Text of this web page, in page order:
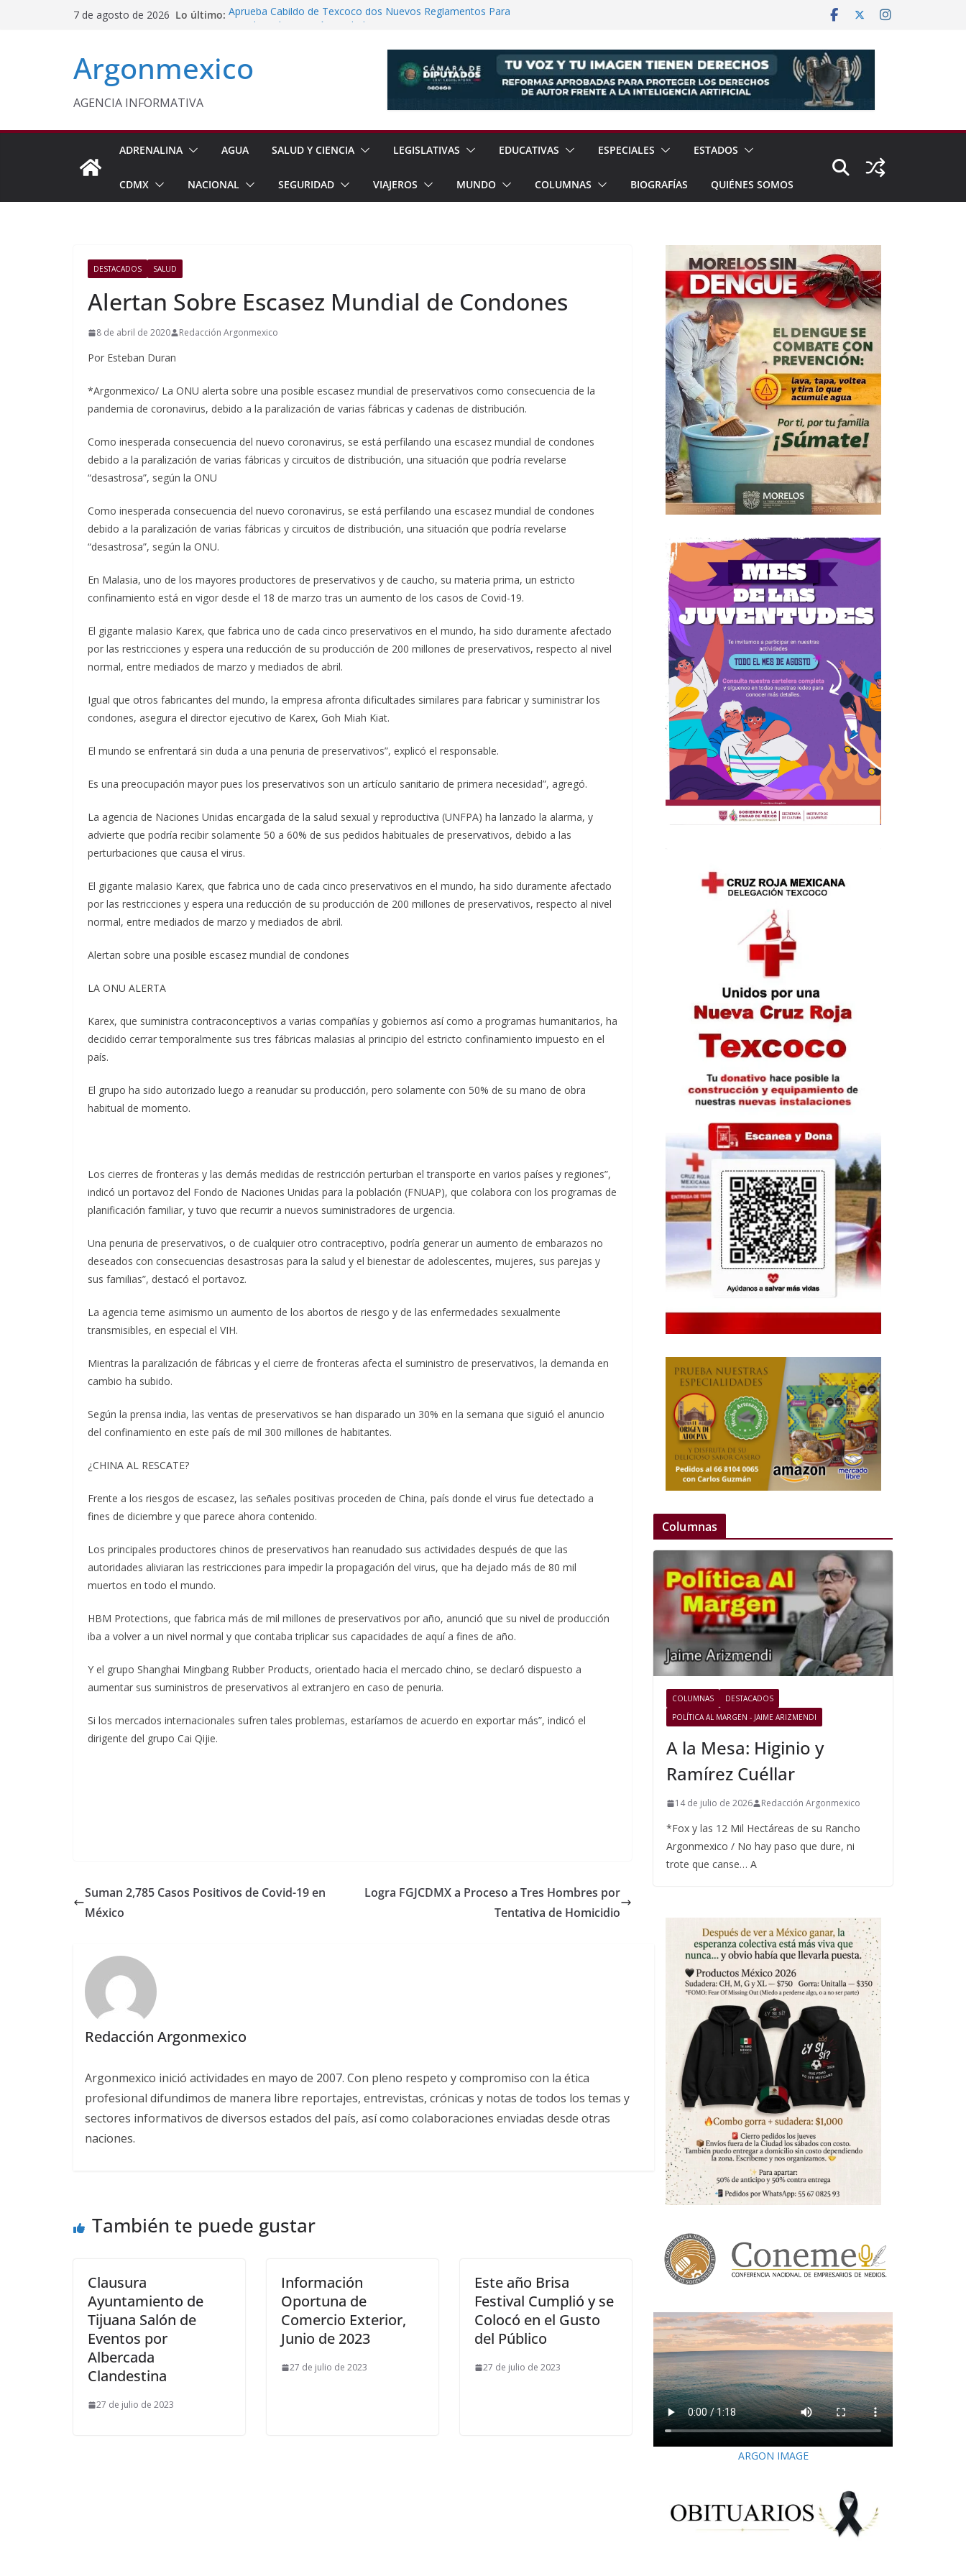
7 de agosto de 2026 Lo último: Aprueba Cabildo de Texcoco dos Nuevos Reglamentos Para
Congreso Pide Reforzar Protección de Menores Ante Riesgos
Mexiquenses
Argonmexico
AGENCIA INFORMATIVA
ADRENALINA AGUA SALUD Y CIENCIA LEGISLATIVAS EDUCATIVAS ESPECIALES ESTADOS
CDMX NACIONAL SEGURIDAD VIAJEROS MUNDO COLUMNAS BIOGRAFÍAS QUIÉNES SOMOS
DESTACADOS SALUD
Alertan Sobre Escasez Mundial de Condones
8 de abril de 2020 Redacción Argonmexico
Por Esteban Duran
*Argonmexico/ La ONU alerta sobre una posible escasez mundial de preservativos como consecuencia de la
pandemia de coronavirus, debido a la paralización de varias fábricas y cadenas de distribución.
Como inesperada consecuencia del nuevo coronavirus, se está perfilando una escasez mundial de condones
debido a la paralización de varias fábricas y circuitos de distribución, una situación que podría revelarse
“desastrosa”, según la ONU
Como inesperada consecuencia del nuevo coronavirus, se está perfilando una escasez mundial de condones
debido a la paralización de varias fábricas y circuitos de distribución, una situación que podría revelarse
“desastrosa”, según la ONU.
En Malasia, uno de los mayores productores de preservativos y de caucho, su materia prima, un estricto
confinamiento está en vigor desde el 18 de marzo tras un aumento de los casos de Covid-19.
El gigante malasio Karex, que fabrica uno de cada cinco preservativos en el mundo, ha sido duramente afectado
por las restricciones y espera una reducción de su producción de 200 millones de preservativos, respecto al nivel
normal, entre mediados de marzo y mediados de abril.
Igual que otros fabricantes del mundo, la empresa afronta dificultades similares para fabricar y suministrar los
condones, asegura el director ejecutivo de Karex, Goh Miah Kiat.
El mundo se enfrentará sin duda a una penuria de preservativos”, explicó el responsable.
Es una preocupación mayor pues los preservativos son un artículo sanitario de primera necesidad”, agregó.
La agencia de Naciones Unidas encargada de la salud sexual y reproductiva (UNFPA) ha lanzado la alarma, y
advierte que podría recibir solamente 50 a 60% de sus pedidos habituales de preservativos, debido a las
perturbaciones que causa el virus.
El gigante malasio Karex, que fabrica uno de cada cinco preservativos en el mundo, ha sido duramente afectado
por las restricciones y espera una reducción de su producción de 200 millones de preservativos, respecto al nivel
normal, entre mediados de marzo y mediados de abril.
Alertan sobre una posible escasez mundial de condones
LA ONU ALERTA
Karex, que suministra contraconceptivos a varias compañías y gobiernos así como a programas humanitarios, ha
decidido cerrar temporalmente sus tres fábricas malasias al principio del estricto confinamiento impuesto en el
país.
El grupo ha sido autorizado luego a reanudar su producción, pero solamente con 50% de su mano de obra
habitual de momento.
Los cierres de fronteras y las demás medidas de restricción perturban el transporte en varios países y regiones”,
indicó un portavoz del Fondo de Naciones Unidas para la población (FNUAP), que colabora con los programas de
planificación familiar, y tuvo que recurrir a nuevos suministradores de urgencia.
Una penuria de preservativos, o de cualquier otro contraceptivo, podría generar un aumento de embarazos no
deseados con consecuencias desastrosas para la salud y el bienestar de adolescentes, mujeres, sus parejas y
sus familias”, destacó el portavoz.
La agencia teme asimismo un aumento de los abortos de riesgo y de las enfermedades sexualmente
transmisibles, en especial el VIH.
Mientras la paralización de fábricas y el cierre de fronteras afecta el suministro de preservativos, la demanda en
cambio ha subido.
Según la prensa india, las ventas de preservativos se han disparado un 30% en la semana que siguió el anuncio
del confinamiento en este país de mil 300 millones de habitantes.
¿CHINA AL RESCATE?
Frente a los riesgos de escasez, las señales positivas proceden de China, país donde el virus fue detectado a
fines de diciembre y que parece ahora contenido.
Los principales productores chinos de preservativos han reanudado sus actividades después de que las
autoridades aliviaran las restricciones para impedir la propagación del virus, que ha dejado más de 80 mil
muertos en todo el mundo.
HBM Protections, que fabrica más de mil millones de preservativos por año, anunció que su nivel de producción
iba a volver a un nivel normal y que contaba triplicar sus capacidades de aquí a fines de año.
Y el grupo Shanghai Mingbang Rubber Products, orientado hacia el mercado chino, se declaró dispuesto a
aumentar sus suministros de preservativos al extranjero en caso de penuria.
Si los mercados internacionales sufren tales problemas, estaríamos de acuerdo en exportar más”, indicó el
dirigente del grupo Cai Qijie.
Suman 2,785 Casos Positivos de Covid-19 en
México
Logra FGJCDMX a Proceso a Tres Hombres por
Tentativa de Homicidio
Redacción Argonmexico
Argonmexico inició actividades en mayo de 2007. Con pleno respeto y compromiso con la ética
profesional difundimos de manera libre reportajes, entrevistas, crónicas y notas de todos los temas y
sectores informativos de diversos estados del país, así como colaboraciones enviadas desde otras
naciones.
También te puede gustar
Clausura
Ayuntamiento de
Tijuana Salón de
Eventos por
Albercada
Clandestina
27 de julio de 2023
Información
Oportuna de
Comercio Exterior,
Junio de 2023
27 de julio de 2023
Este año Brisa
Festival Cumplió y se
Colocó en el Gusto
del Público
27 de julio de 2023
Columnas
COLUMNAS
DESTACADOS
POLÍTICA AL MARGEN - JAIME ARIZMENDI
A la Mesa: Higinio y
Ramírez Cuéllar
14 de julio de 2026 Redacción Argonmexico
*Fox y las 12 Mil Hectáreas de su Rancho
Argonmexico / No hay paso que dure, ni
trote que canse… A
ARGON IMAGE